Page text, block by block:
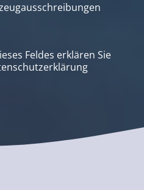
Feldes erklären Sie